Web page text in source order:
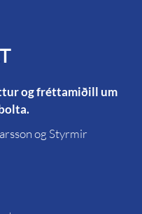
og fréttamiðill um
og Styrmir